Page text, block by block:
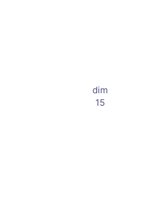
dim
15